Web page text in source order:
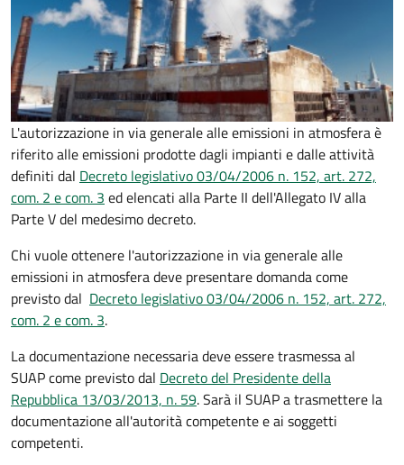
L'autorizzazione in via generale alle emissioni in atmosfera è
riferito alle emissioni prodotte dagli impianti e dalle attività
definiti dal Decreto legislativo 03/04/2006 n. 152, art. 272,
com. 2 e com. 3 ed elencati alla Parte II dell'Allegato IV alla
Parte V del medesimo decreto.
Chi vuole ottenere l'autorizzazione in via generale alle
emissioni in atmosfera deve presentare domanda come
previsto dal Decreto legislativo 03/04/2006 n. 152, art. 272,
com. 2 e com. 3.
La documentazione necessaria deve essere trasmessa al
SUAP come previsto dal Decreto del Presidente della
Repubblica 13/03/2013, n. 59. Sarà il SUAP a trasmettere la
documentazione all'autorità competente e ai soggetti
competenti.